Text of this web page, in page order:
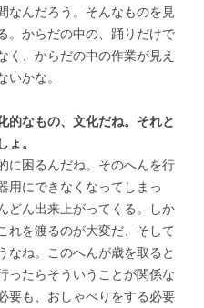
なんだろう。そんなものを見
。からだの中の、踊りだけで
く、からだの中の作業が見え
かな。
的なもの、文化だね。それと
。
に困るんだね。そのへんを行
用にできなくなってしまっ
どん出来上がってくる。しか
れを渡るのが大変だ、そして
なね。このへんが歳を取ると
ったらそういうことが関係な
要も、おしゃべりをする必要